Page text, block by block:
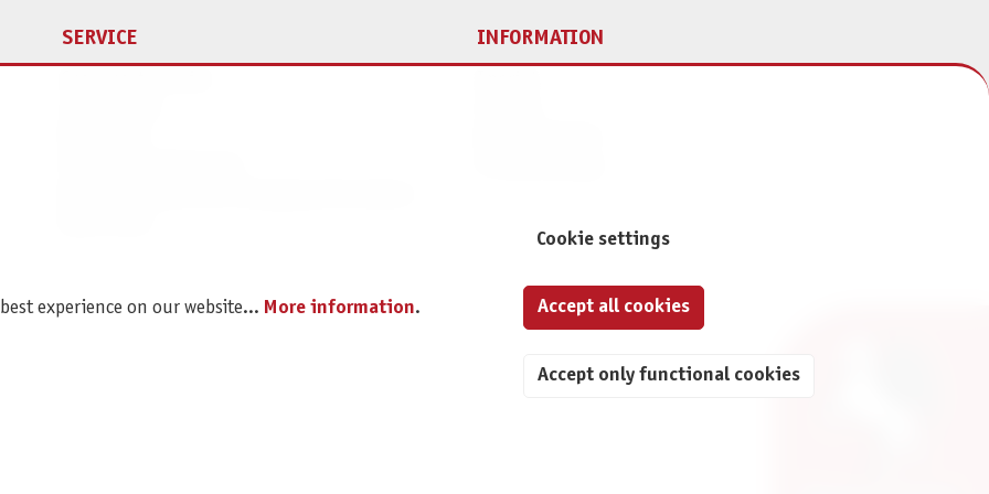
SERVICE INFORMATION
experience on our website... More information.
Cookie settings
Accept only functional cookies
Accept all cookies